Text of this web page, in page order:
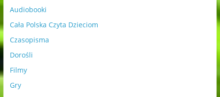
Audiobooki
Cała Polska Czyta Dzieciom
Czasopisma
Dorośli
Filmy
Gry